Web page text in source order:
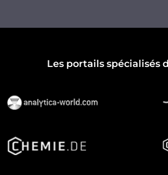
Les portails spécialisés